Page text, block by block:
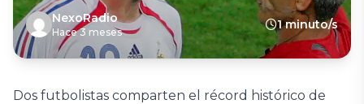
NexoRadio
Hace 3 meses
1 minuto/s
Dos futbolistas comparten el récord histórico de